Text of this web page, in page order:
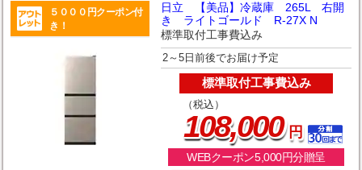
５０００円クーポン付
き！
日立 【美品】冷蔵庫 265L 右開
き ライトゴールド R-27X N
標準取付工事費込み
2～5日前後でお届け予定
標準取付工事費込み
（税込）
108,000円
WEBクーポン5,000円分贈呈